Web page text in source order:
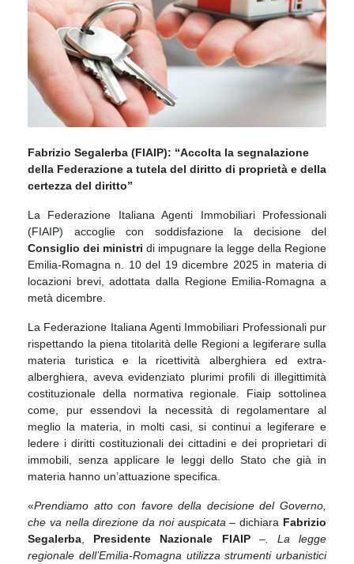
Fabrizio Segalerba (FIAIP): “Accolta la segnalazione
della Federazione a tutela del diritto di proprietà e della
certezza del diritto”
La Federazione Italiana Agenti Immobiliari Professionali
(FIAIP) accoglie con soddisfazione la decisione del
Consiglio dei ministri di impugnare la legge della Regione
Emilia-Romagna n. 10 del 19 dicembre 2025 in materia di
locazioni brevi, adottata dalla Regione Emilia-Romagna a
metà dicembre.
La Federazione Italiana Agenti Immobiliari Professionali pur
rispettando la piena titolarità delle Regioni a legiferare sulla
materia turistica e la ricettività alberghiera ed extra-
alberghiera, aveva evidenziato plurimi profili di illegittimità
costituzionale della normativa regionale. Fiaip sottolinea
come, pur essendovi la necessità di regolamentare al
meglio la materia, in molti casi, si continui a legiferare e
ledere i diritti costituzionali dei cittadini e dei proprietari di
immobili, senza applicare le leggi dello Stato che già in
materia hanno un’attuazione specifica.
«Prendiamo atto con favore della decisione del Governo,
che va nella direzione da noi auspicata –dichiara Fabrizio
Segalerba
Presidente Nazionale FIAIP–. La legge
regionale dell’Emilia-Romagna utilizza strumenti urbanistici